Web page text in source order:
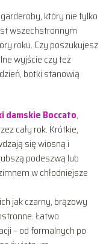
który nie tylko
wszechstronnym
roku. Czy poszukujesz
wyjście czy też
botki stanowią
damskie Boccato,
cały rok. Krótkie,
się wiosną i
podeszwą lub
w chłodniejsze
jak czarny, brązowy
Łatwo
– od formalnych po